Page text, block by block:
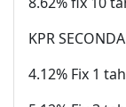
KPR
4.12% Fix 1